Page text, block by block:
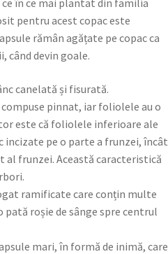
ce în ce mai plantat din familia
pentru acest copac este
rămân agățate pe copac ca
când devin goale.
canelată și fisurată.
pinnat, iar foliolele au o
este că foliolele inferioare ale
incizate pe o parte a frunzei, încât
al frunzei. Această caracteristică
ramificate care conțin multe
roșie de sânge spre centrul
mari, în formă de inimă, care